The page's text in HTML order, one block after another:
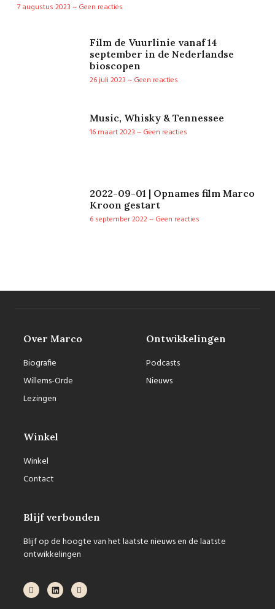
7 augustus 2023
Geen reacties
Film de Vuurlinie vanaf 14
september in de Nederlandse
bioscopen
26 juli 2023
Geen reacties
Music, Whisky & Tennessee
16 maart 2023
Geen reacties
2022-09-01 | Opnames film Marco
Kroon gestart
6 september 2022
Geen reacties
Over Marco
Biografie
Willems-Orde
Lezingen
Ontwikkelingen
Podcasts
Nieuws
Winkel
Winkel
Contact
Blijf verbonden
Blijf op de hoogte van het laatste nieuws en de laatste
ontwikkelingen